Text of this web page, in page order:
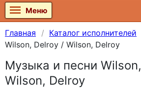
Меню
Главная Каталог исполнителей
Wilson, Delroy / Wilson, Delroy
Музыка и песни
Wilson, Delroy